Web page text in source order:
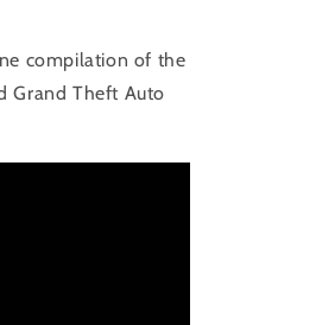
compilation of the
Grand Theft Auto